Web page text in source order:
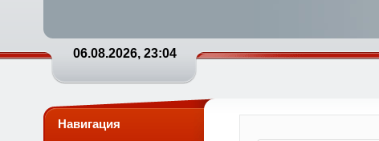
06.08.2026, 23:04
Навигация